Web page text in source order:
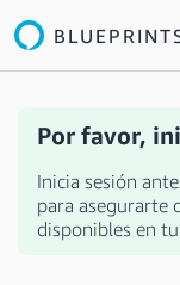
Por favor,
Inicia sesión
para asegurarte
disponibles en